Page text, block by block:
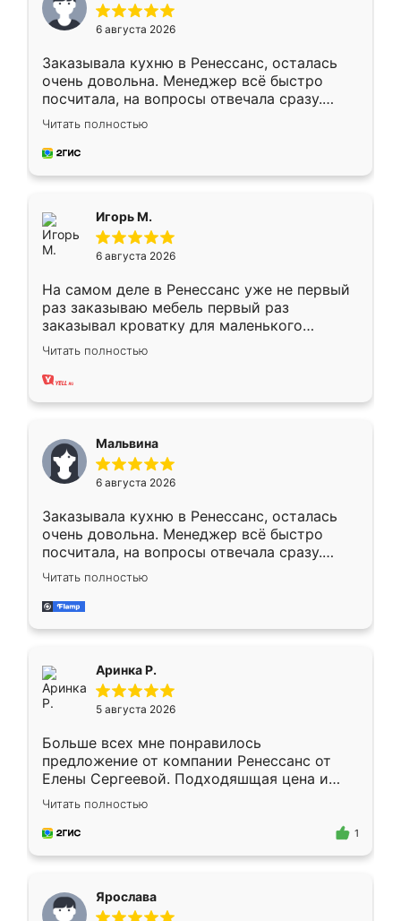
6 августа 2026
Заказывала кухню в Ренессанс, осталась
очень довольна. Менеджер всё быстро
посчитала, на вопросы отвечала сразу.
Замерщик приехал в субботу, подошёл к
делу со всей ответственностью. Собрали
за день, ребята работали аккуратно, даже
Читать полностью
Игорь М.
6 августа 2026
На самом деле в Ренессанс уже не первый
раз заказываю мебель первый раз
заказывал кроватку для маленького
ребёнка при его рождении ,во второй раз
заказал шкаф-купе. По качеству очень
хорошее сборка достаточно быстрая,
меньше, здесь же он более разнообразный.
Мне нравится ,если что-то потребуется из
мебели буду заказывать только здесь.
Читать полностью
Мальвина
6 августа 2026
Заказывала кухню в Ренессанс, осталась
очень довольна. Менеджер всё быстро
посчитала, на вопросы отвечала сразу.
Замерщик приехал в субботу, подошёл к
делу со всей ответственностью. Собрали
за день, ребята работали аккуратно, даже
Читать полностью
Аринка Р.
5 августа 2026
Больше всех мне понравилось
предложение от компании Ренессанс от
Елены Сергеевой. Подходяшщая цена и
короткие сроки изготовления. Приехавший
для замера сотрудник Владислав
предложил по моему эскизу самый
Читать полностью
1
Ярослава